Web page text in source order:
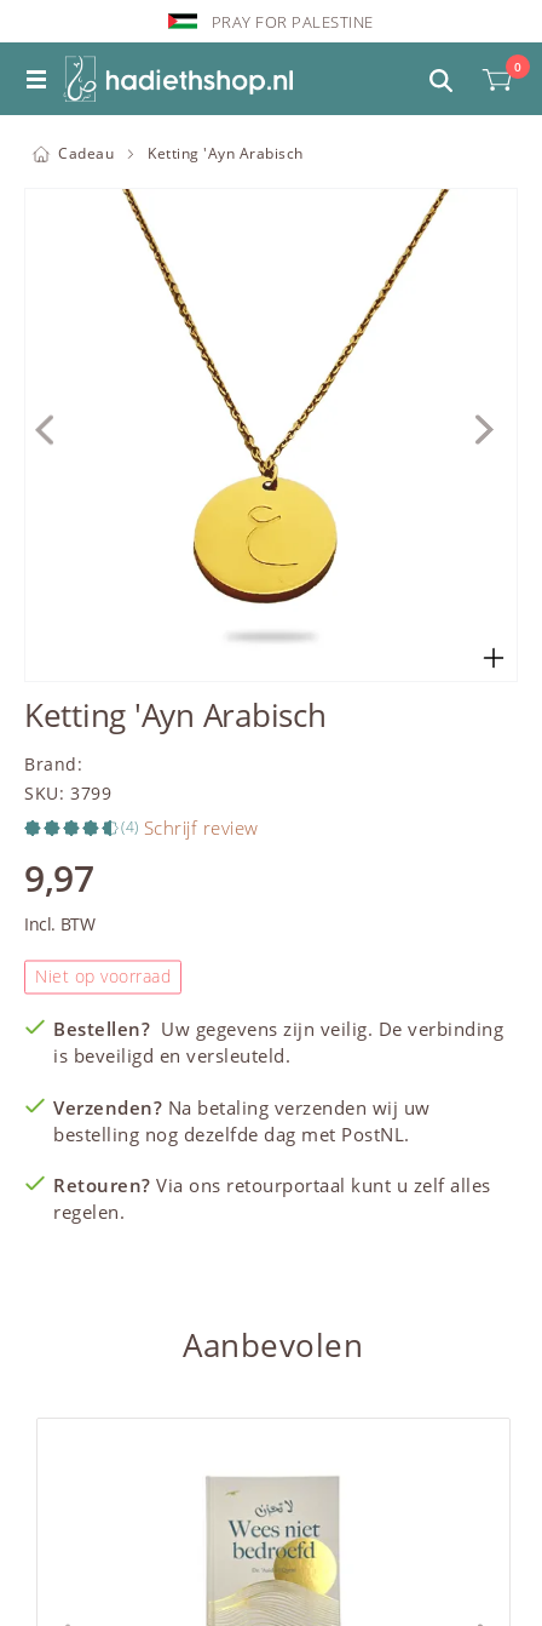
PRAY FOR PALESTINE
0
Cadeau Ketting 'Ayn Arabisch
Ketting 'Ayn Arabisch
Brand:
SKU: 3799
(4) Schrijf review
9,97
Incl. BTW
Niet op voorraad
Bestellen? Uw gegevens zijn veilig. De verbinding
is beveiligd en versleuteld.
Verzenden? Na betaling verzenden wij uw
bestelling nog dezelfde dag met PostNL.
Retouren? Via ons retourportaal kunt u zelf alles
regelen.
Aanbevolen